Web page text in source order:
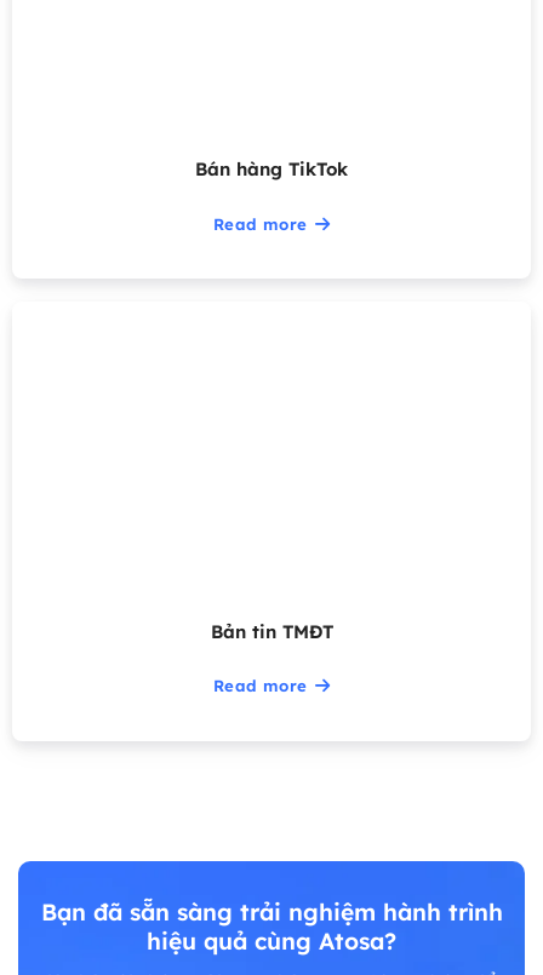
Bán hàng TikTok
Read more
Bản tin TMĐT
Read more
Bạn đã sẵn sàng trải nghiệm hành trình
hiệu quả cùng Atosa?